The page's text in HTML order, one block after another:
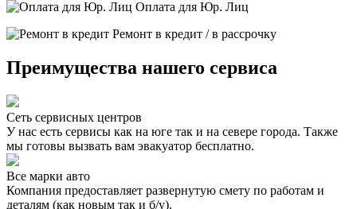
Оплата для Юр. Лиц
Ремонт в кредит / в рассрочку
Преимущества нашего сервиса
Сеть сервисных центров
У нас есть сервисы как на юге так и на севере города. Также
мы готовы вызвать вам эвакуатор бесплатно.
Все марки авто
Компания предоставляет развернутую смету по работам и
деталям (как новым так и б/у).